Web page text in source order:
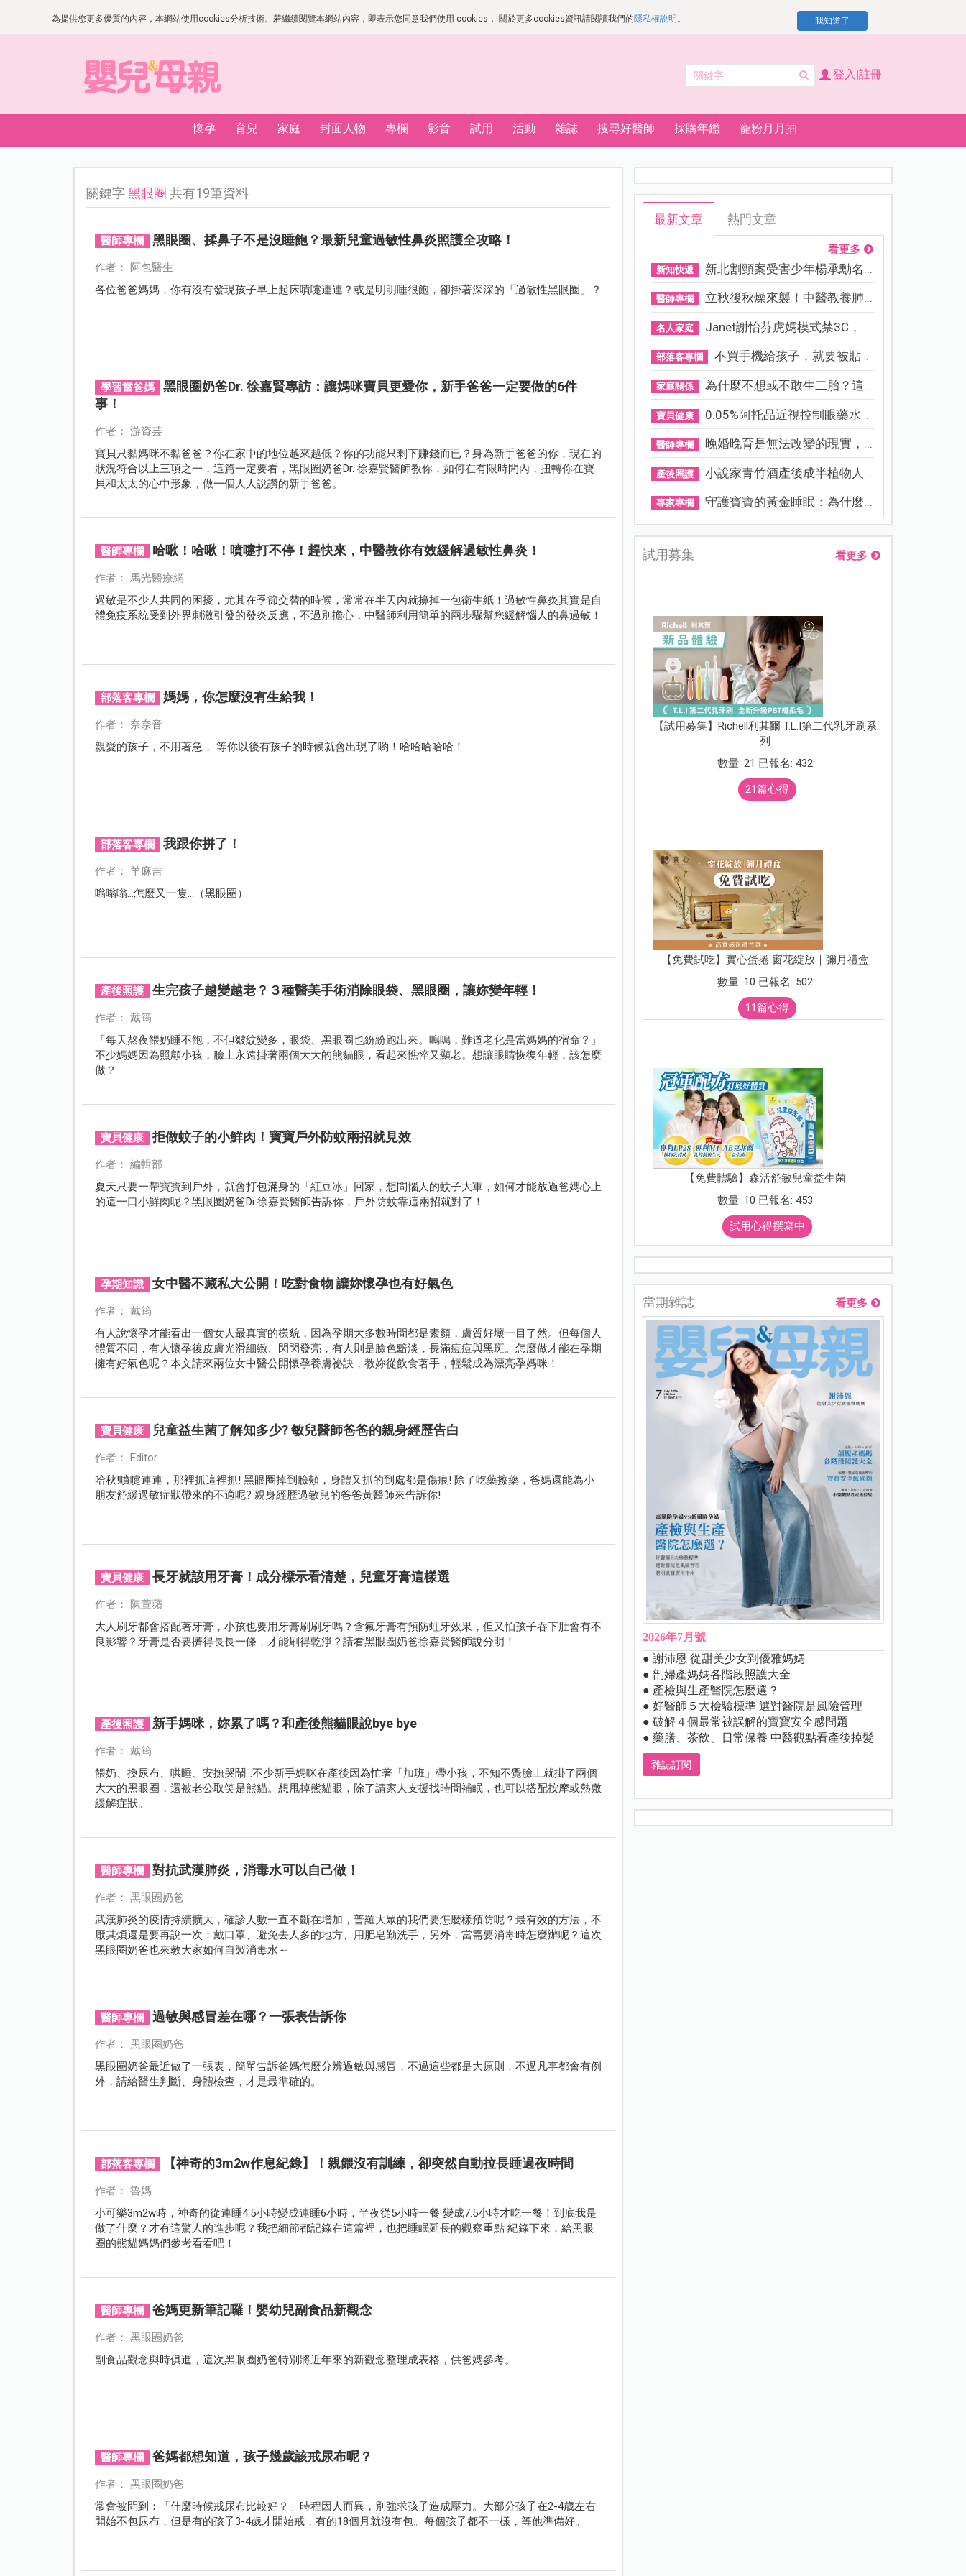
為提供您更多優質的內容，本網站使用cookies分析技術。若繼續閱覽本網站內容，即表示您同意我們使用 cookies， 關於更多cookies資訊請閱讀我們的隱私權說明 。 我知道了
登入|註冊
懷孕 育兒 家庭 封面人物 專欄 影音 試用 活動 雜誌 搜尋好醫師 採購年鑑 寵粉月月抽
關鍵字黑眼圈 共有19筆資料
醫師專欄 黑眼圈、揉鼻子不是沒睡飽？最新兒童過敏性鼻炎照護全攻略！
作者： 阿包醫生
各位爸爸媽媽，你有沒有發現孩子早上起床噴嚏連連？或是明明睡很飽，卻掛著深深的「過敏性黑眼圈」？
學習當爸媽
黑眼圈奶爸Dr. 徐嘉賢專訪：讓媽咪寶貝更愛你，新手爸爸一定要做的6件
事！
作者： 游資芸
寶貝只黏媽咪不黏爸爸？你在家中的地位越來越低？你的功能只剩下賺錢而已？身為新手爸爸的你，現在的
狀況符合以上三項之一，這篇一定要看，黑眼圈奶爸Dr. 徐嘉賢醫師教你，如何在有限時間內，扭轉你在寶
貝和太太的心中形象，做一個人人說讚的新手爸爸。
醫師專欄 哈啾！哈啾！噴嚏打不停！趕快來，中醫教你有效緩解過敏性鼻炎！
作者： 馬光醫療網
過敏是不少人共同的困擾，尤其在季節交替的時候，常常在半天內就擤掉一包衛生紙！過敏性鼻炎其實是自
體免疫系統受到外界刺激引發的發炎反應，不過別擔心，中醫師利用簡單的兩步驟幫您緩解惱人的鼻過敏！
部落客專欄 媽媽，你怎麼沒有生給我！
作者： 奈奈音
親愛的孩子，不用著急， 等你以後有孩子的時候就會出現了喲！哈哈哈哈哈！
部落客專欄 我跟你拼了！
作者： 羊麻吉
嗡嗡嗡...怎麼又一隻...（黑眼圈）
產後照護 生完孩子越變越老？３種醫美手術消除眼袋、黑眼圈，讓妳變年輕！
作者： 戴筠
「每天熬夜餵奶睡不飽，不但皺紋變多，眼袋、黑眼圈也紛紛跑出來。嗚嗚，難道老化是當媽媽的宿命？」
不少媽媽因為照顧小孩，臉上永遠掛著兩個大大的熊貓眼，看起來憔悴又顯老。想讓眼睛恢復年輕，該怎麼
做？
寶貝健康 拒做蚊子的小鮮肉！寶寶戶外防蚊兩招就見效
作者： 編輯部
夏天只要一帶寶寶到戶外，就會打包滿身的「紅豆冰」回家，想問惱人的蚊子大軍，如何才能放過爸媽心上
的這一口小鮮肉呢？黑眼圈奶爸Dr.徐嘉賢醫師告訴你，戶外防蚊靠這兩招就對了！
孕期知識 女中醫不藏私大公開！吃對食物 讓妳懷孕也有好氣色
作者： 戴筠
有人說懷孕才能看出一個女人最真實的樣貌，因為孕期大多數時間都是素顏，膚質好壞一目了然。但每個人
體質不同，有人懷孕後皮膚光滑細緻、閃閃發亮，有人則是臉色黯淡，長滿痘痘與黑斑。怎麼做才能在孕期
擁有好氣色呢？本文請來兩位女中醫公開懷孕養膚祕訣，教妳從飲食著手，輕鬆成為漂亮孕媽咪！
寶貝健康 兒童益生菌了解知多少? 敏兒醫師爸爸的親身經歷告白
作者： Editor
哈秋!噴嚏連連，那裡抓這裡抓! 黑眼圈掉到臉頰，身體又抓的到處都是傷痕! 除了吃藥擦藥，爸媽還能為小
朋友舒緩過敏症狀帶來的不適呢? 親身經歷過敏兒的爸爸黃醫師來告訴你!
寶貝健康 長牙就該用牙膏！成分標示看清楚，兒童牙膏這樣選
作者： 陳萱蘋
大人刷牙都會搭配著牙膏，小孩也要用牙膏刷刷牙嗎？含氟牙膏有預防蛀牙效果，但又怕孩子吞下肚會有不
良影響？牙膏是否要擠得長長一條，才能刷得乾淨？請看黑眼圈奶爸徐嘉賢醫師說分明！
產後照護 新手媽咪，妳累了嗎？和產後熊貓眼說bye bye
作者： 戴筠
餵奶、換尿布、哄睡、安撫哭鬧…不少新手媽咪在產後因為忙著「加班」帶小孩，不知不覺臉上就掛了兩個
大大的黑眼圈，還被老公取笑是熊貓。想甩掉熊貓眼，除了請家人支援找時間補眠，也可以搭配按摩或熱敷
緩解症狀。
醫師專欄 對抗武漢肺炎，消毒水可以自己做！
作者： 黑眼圈奶爸
武漢肺炎的疫情持續擴大，確診人數一直不斷在增加，普羅大眾的我們要怎麼樣預防呢？最有效的方法，不
厭其煩還是要再說一次：戴口罩、避免去人多的地方、用肥皂勤洗手，另外，當需要消毒時怎麼辦呢？這次
黑眼圈奶爸也來教大家如何自製消毒水～
醫師專欄 過敏與感冒差在哪？一張表告訴你
作者： 黑眼圈奶爸
黑眼圈奶爸最近做了一張表，簡單告訴爸媽怎麼分辨過敏與感冒，不過這些都是大原則，不過凡事都會有例
外，請給醫生判斷、身體檢查，才是最準確的。
部落客專欄 【神奇的3m2w作息紀錄】！親餵沒有訓練，卻突然自動拉長睡過夜時間
作者： 魯媽
小可樂3m2w時，神奇的從連睡4.5小時變成連睡6小時，半夜從5小時一餐 變成7.5小時才吃一餐！到底我是
做了什麼？才有這驚人的進步呢？我把細節都記錄在這篇裡，也把睡眠延長的觀察重點 紀錄下來，給黑眼
圈的熊貓媽媽們參考看看吧！
醫師專欄 爸媽更新筆記囉！嬰幼兒副食品新觀念
作者： 黑眼圈奶爸
副食品觀念與時俱進，這次黑眼圈奶爸特別將近年來的新觀念整理成表格，供爸媽參考。
醫師專欄 爸媽都想知道，孩子幾歲該戒尿布呢？
作者： 黑眼圈奶爸
常會被問到：「什麼時候戒尿布比較好？」時程因人而異，別強求孩子造成壓力。大部分孩子在2-4歳左右
開始不包尿布，但是有的孩子3-4歲才開始戒，有的18個月就沒有包。每個孩子都不一樣，等他準備好。
最新文章 熱門文章
看更多
新知快遞 新北割頸案受害少年楊承勳名...
醫師專欄 立秋後秋燥來襲！中醫教養肺...
名人家庭 Janet謝怡芬虎媽模式禁3C，看...
部落客專欄 不買手機給孩子，就要被貼「...
家庭關係 為什麼不想或不敢生二胎？這8...
寶貝健康 0.05%阿托品近視控制眼藥水納...
醫師專欄 晚婚晚育是無法改變的現實，...
產後照護 小說家青竹酒產後成半植物人...
專家專欄 守護寶寶的黃金睡眠：為什麼...
試用募集 看更多
【試用募集】Richell利其爾 T.L.I第二代乳牙刷系
列
數量: 21 已報名: 432
21篇心得
【免費試吃】實心蛋捲 窗花綻放｜彌月禮盒
數量: 10 已報名: 502
11篇心得
【免費體驗】森活舒敏兒童益生菌
數量: 10 已報名: 453
試用心得撰寫中
當期雜誌 看更多
2026年7月號
● 謝沛恩 從甜美少女到優雅媽媽
● 剖婦產媽媽各階段照護大全
● 產檢與生產醫院怎麼選？
● 好醫師５大檢驗標準 選對醫院是風險管理
● 破解４個最常被誤解的寶寶安全感問題
● 藥膳、茶飲、日常保養 中醫觀點看產後掉髮
雜誌訂閱